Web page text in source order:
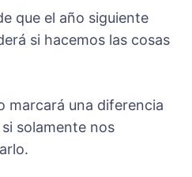
que el año siguiente
si hacemos las cosas
marcará una diferencia
solamente nos